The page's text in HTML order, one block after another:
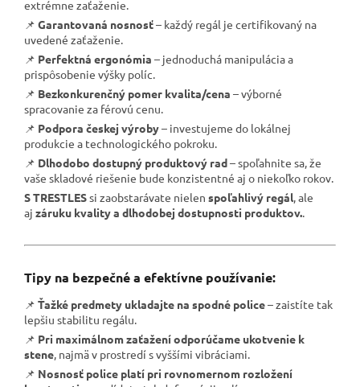
extrémne zaťaženie.
📌 Garantovaná nosnosť– každý regál je certifikovaný na
uvedené zaťaženie.
📌 Perfektná ergonómia – jednoduchá manipulácia a
prispôsobenie výšky políc.
📌 Bezkonkurenčný pomer kvalita/cena – výborné
spracovanie za férovú cenu.
📌 Podpora českej výroby– investujeme do lokálnej
produkcie a technologického pokroku.
📌 Dlhodobo dostupný produktový rad– spoľahnite sa, že
vaše skladové riešenie bude konzistentné aj o niekoľko rokov.
S TRESTLESsi zaobstarávate nielen spoľahlivý regál , ale
aj záruku kvality a dlhodobej dostupnosti produktov.
Tipy na bezpečné a efektívne používanie:
📌 Ťažké predmety ukladajte na spodné police– zaistíte tak
lepšiu stabilitu regálu.
📌 Pri maximálnom zaťažení odporúčame ukotvenie k
stene , najmä v prostredí s vyššími vibráciami.
📌 Nosnosť police platí pri rovnomernom rozložení